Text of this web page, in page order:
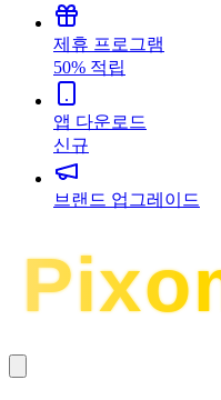
제휴 프로그램
50% 적립
앱 다운로드
신규
브랜드 업그레이드